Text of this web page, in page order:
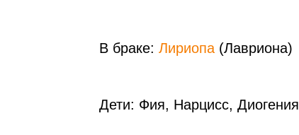
В браке: Лириопа (Лавриона)
Дети: Фия, Нарцисс, Диогения